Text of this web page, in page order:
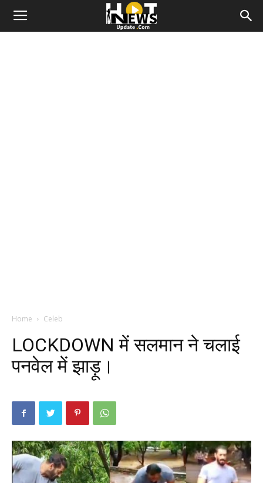
Home Celeb
LOCKDOWN में सलमान ने चलाई
पनवेल में झाड़ू।